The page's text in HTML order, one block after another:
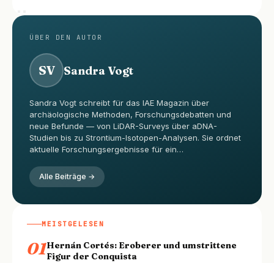
ÜBER DEN AUTOR
SV Sandra Vogt
Sandra Vogt schreibt für das IAE Magazin über
archäologische Methoden, Forschungsdebatten und
neue Befunde — von LiDAR-Surveys über aDNA-
Studien bis zu Strontium-Isotopen-Analysen. Sie ordnet
aktuelle Forschungsergebnisse für ein…
Alle Beiträge →
MEISTGELESEN
01Hernán Cortés: Eroberer und umstrittene
Figur der Conquista